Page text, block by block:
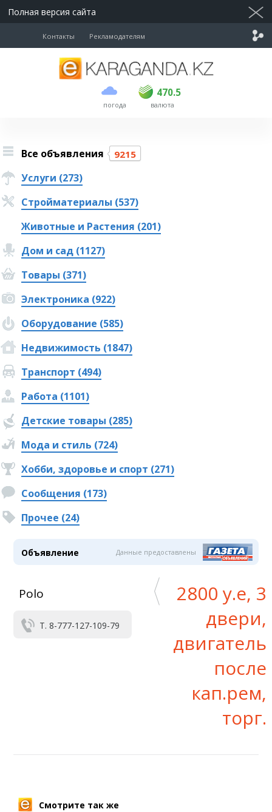
Полная версия сайта
Контакты Рекламодателям
погода
470.5
покупка продажа
USD 468.5 470.5
EUR валюта
Все объявления 9215
Услуги (273)
Стройматериалы (537)
Животные и Растения (201)
Дом и сад (1127)
Товары (371)
Электроника (922)
Оборудование (585)
Недвижимость (1847)
Транспорт (494)
Работа (1101)
Детские товары (285)
Мода и стиль (724)
Хобби, здоровье и спорт (271)
Сообщения (173)
Прочее (24)
Объявление Данные предоставлены
Polo
Т. 8-777-127-109-79
2800 у.е, 3
двери,
двигатель
после
кап.рем,
торг.
Смотрите так же